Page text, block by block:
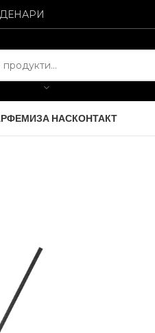
ЗА НАСКОНТАКТ